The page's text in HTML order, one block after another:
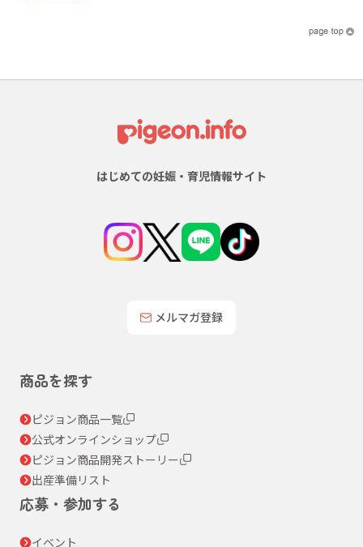
はじめての妊娠・育児情報サイト
メルマガ登録
商品を探す
ピジョン商品一覧
公式オンラインショップ
ピジョン商品開発ストーリー
出産準備リスト
応募・参加する
イベント